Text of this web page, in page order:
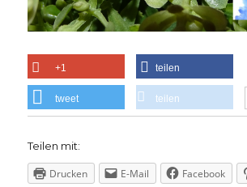
+1 teilen
tweet teilen
Teilen mit:
Drucken E-Mail Facebook